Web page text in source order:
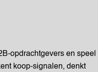
opdrachtgevers en speel
koop-signalen, denkt